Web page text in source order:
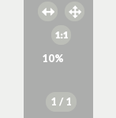
10%
1 / 1